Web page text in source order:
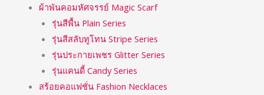
ผ้าพันคอมหัศจรรย์ Magic Scarf
รุ่นสีพื้น Plain Series
รุ่นสีสลับทูโทน Stripe Series
รุ่นประกายเพชร Glitter Series
รุ่นแคนดี้ Candy Series
สร้อยคอแฟชั่น Fashion Necklaces